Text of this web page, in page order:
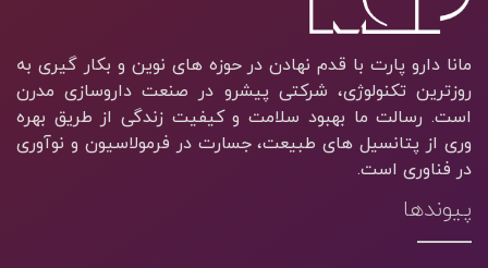
مانا دارو پارت با قدم نهادن در حوزه های نوین و بکار گیری به
روزترین تکنولوژی، شرکتی پیشرو در صنعت داروسازی مدرن
است. رسالت ما بهبود سلامت و کیفیت زندگی از طریق بهره
وری از پتانسیل های طبیعت، جسارت در فرمولاسیون و نوآوری
در فناوری است.
پیوندها